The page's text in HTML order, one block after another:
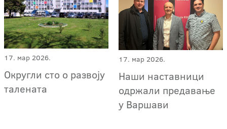
17. мар 2026.
Округли сто о развоју
талената
17. мар 2026.
Наши наставници
одржали предавање
у Варшави